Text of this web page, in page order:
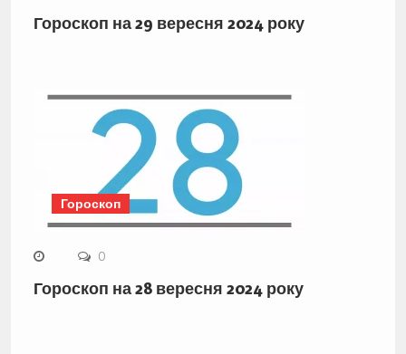
Гороскоп на 29 вересня 2024 року
Гороскоп
0
Гороскоп на 28 вересня 2024 року